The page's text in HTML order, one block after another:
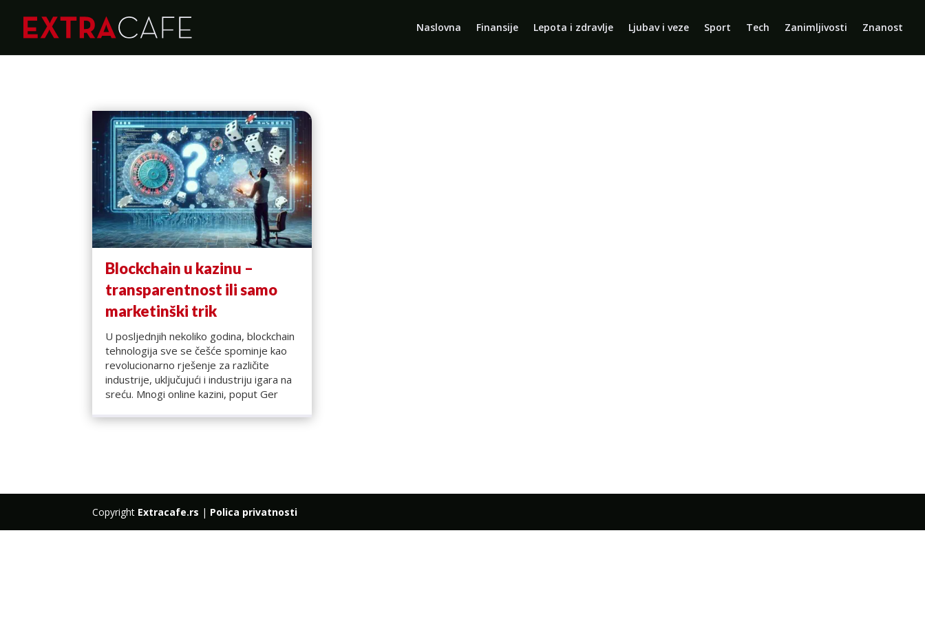
Naslovna Finansije Lepota i zdravlje Ljubav i veze Sport Tech Zanimljivosti Znanost
Blockchain u kazinu –
transparentnost ili samo
marketinški trik
U posljednjih nekoliko godina, blockchain
tehnologija sve se češće spominje kao
revolucionarno rješenje za različite
industrije, uključujući i industriju igara na
sreću. Mnogi online kazini, poput Ger
Copyright Extracafe.rs | Polica privatnosti